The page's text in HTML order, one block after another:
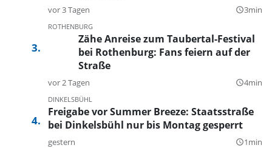
vor 3 Tagen query_builder3min
ROTHENBURG
Zähe Anreise zum Taubertal-Festival
bei Rothenburg: Fans feiern auf der
Straße
vor 2 Tagen query_builder4min
DINKELSBÜHL
Freigabe vor Summer Breeze: Staatsstraße
bei Dinkelsbühl nur bis Montag gesperrt
gestern query_builder1min